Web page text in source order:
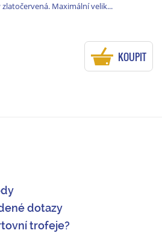
Maximální velik...
KOUPIT
dotazy
trofeje?